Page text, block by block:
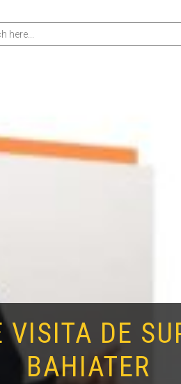
VISITA DE
BAHIATER